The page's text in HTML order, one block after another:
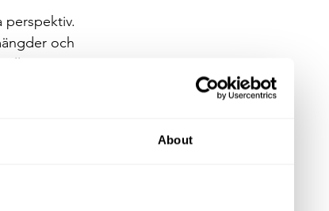
About
perspektiv.
och
mot
är
andra
hus och